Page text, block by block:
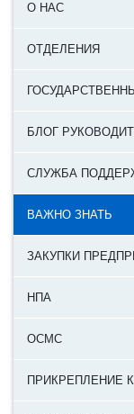
О НАС
ОТДЕЛЕНИЯ
БЛОГ
СЛУЖБА
ВАЖНО ЗНАТЬ
ЗАКУПКИ
НПА
ОСМС
ПРИКРЕПЛЕНИЕ